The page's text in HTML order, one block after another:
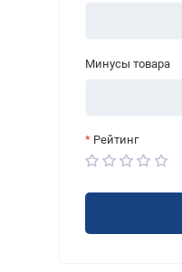
Минусы товара
Рейтинг